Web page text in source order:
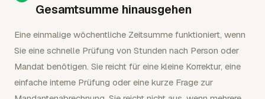
Gesamtsumme hinausgehen
Eine einmalige wöchentliche Zeitsumme funktioniert, wenn
Sie eine schnelle Prüfung von Stunden nach Person oder
Mandat benötigen. Sie reicht für eine kleine Korrektur, eine
einfache interne Prüfung oder eine kurze Frage zur